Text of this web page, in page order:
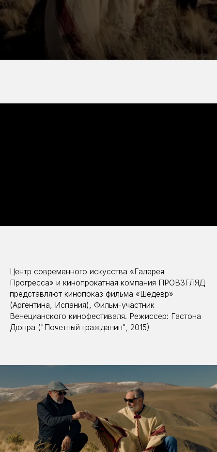
Центр современного искусства «Галерея
Прогресса» и кинопрокатная компания ПРОВЗГЛЯД
представляют кинопоказ фильма «Шедевр»
(Аргентина, Испания), Фильм-участник
Венецианского кинофестиваля. Режиссер: Гастона
Дюпра ("Почетный гражданин", 2015)